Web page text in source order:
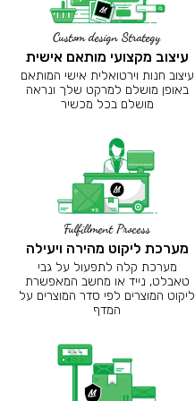
Custom design Strategy
עיצוב מקצועי מותאם אישית
עיצוב חנות וירטואלית אישי המותאם
באופן מושלם למרקט שלך ונראה
מושלם בכל מכשיר
Fulfillment Process
מערכת ליקוט מהירה ויעילה
מערכת קלה לתפעול על גבי
טאבלט, נייד או מחשב המאפשרת
ליקוט המוצרים לפי סדר המוצרים על
המדף